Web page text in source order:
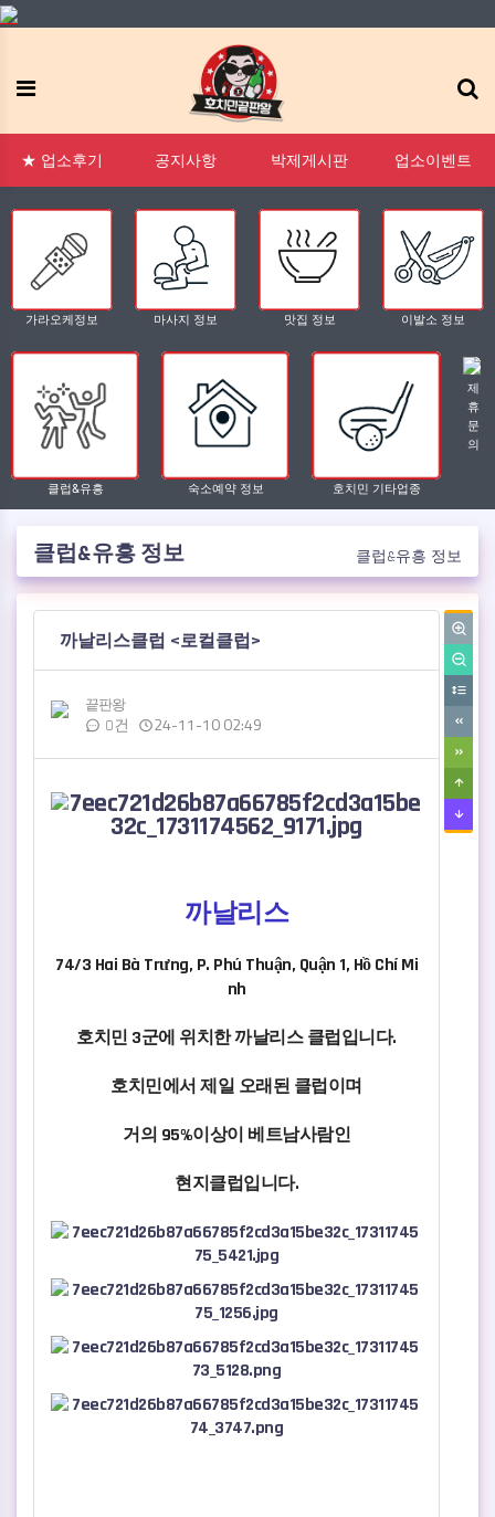
메뉴
★ 업소후기 공지사항 박제게시판 업소이벤트
가라오케정보 마사지 정보 맛집 정보 이발소 정보
클럽&유흥 숙소예약 정보 호치민 기타업종
제
휴
문
의
클럽&유흥 정보 클럽&유흥 정보
까날리스클럽 <로컬클럽>
작성자
끝판왕
댓글
0건
작성일
24-11-10 02:49
본문
까날리스
74/3 Hai Bà Trưng, P. Phú Thuận, Quận 1, Hồ Chí Mi
nh
호치민 3군에 위치한 까날리스 클럽입니다.
호치민에서 제일 오래된 클럽이며
거의 95%이상이 베트남사람인
현지클럽입니다.
문의 FAQ 태그모음 신고모음 접속자